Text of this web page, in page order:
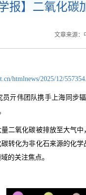
报】二氧化
文章来源：
htmlnews/2025/12/
亓伟团队携手上海同步
二氧化碳被排放至大气
转化为非化石来源的化
的关注焦点。